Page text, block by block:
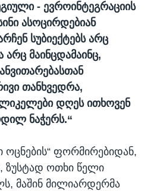
- ევროინტეგრაციის
ასოცირდებიან
სუბიექტებს არც
არც მაინცდამაინც,
თანხვედრა,
დღეს ითხოვენ
ნაჭერს.“
ფორმირებიდან,
ზუსტად ოთხი წელი
მაშინ მილიარდერმა